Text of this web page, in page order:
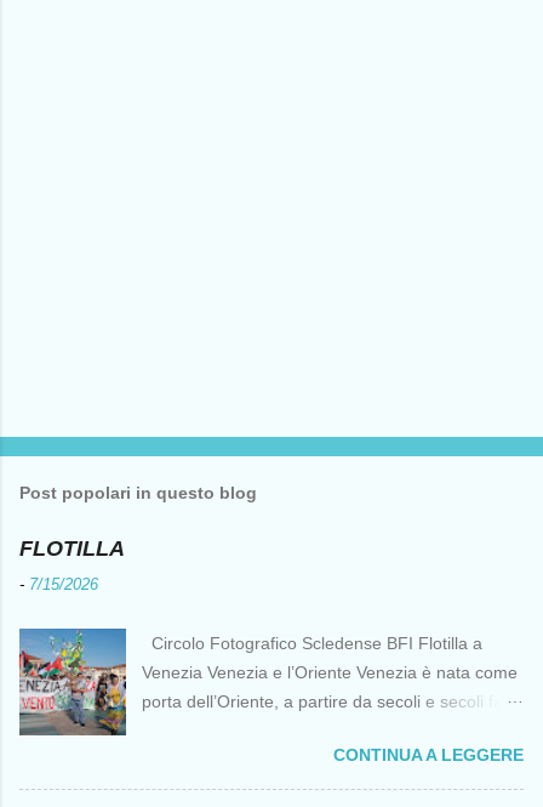
Post popolari in questo blog
FLOTILLA
- 7/15/2026
Circolo Fotografico Scledense BFI Flotilla a
Venezia Venezia e l’Oriente Venezia è nata come
porta dell’Oriente, a partire da secoli e secoli fa ai
di cantierizzazione veneziane divennero preziose
per tutti i crociati diretti a Gerusalemme. Proprio
CONTINUA A LEGGERE